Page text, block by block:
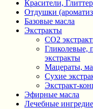
Красители,
Отдушки
Базовые масла
Экстракты
CO2
Гликолевые,
экстракты
Мацераты,
Сухие
Экстракт-
Эфирные масла
Лечебные